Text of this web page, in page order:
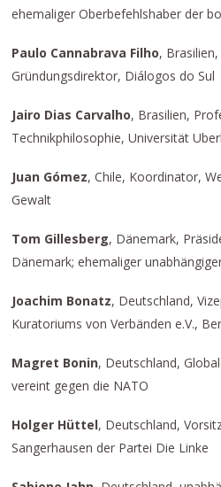
ehemaliger Oberbefehlshaber der
Paulo Cannabrava Filho,
Gründungsdirektor, Diálogos do Sul
Jairo Dias Carvalho, Brasilien,
Technikphilosophie, Universität
Juan Gómez, Chile, Koordinator,
Gewalt
Tom Gillesberg, Dänemark,
Dänemark; ehemaliger
Joachim Bonatz, Deutschland,
Kuratoriums von Verbänden e.V.,
Magret Bonin, Deutschland,
vereint gegen die NATO
Holger Hüttel, Deutschland,
Sangerhausen der Partei Die Linke